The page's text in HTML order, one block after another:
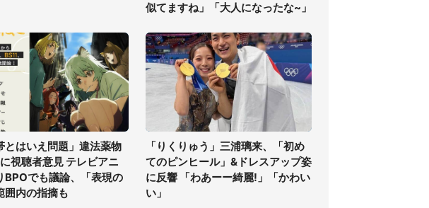
似てますね」「大人になったな~」
とはいえ問題」違法薬物
視聴者意見 テレビアニ
BPOでも議論、「表現の
囲内の指摘も
「りくりゅう」三浦璃来、「初め
てのピンヒール」&ドレスアップ姿
に反響 「わあーー綺麗!」「かわい
い」